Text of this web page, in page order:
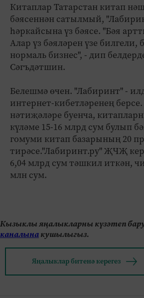
Китаплар Татарстан китап
бәясеннән сатылмый,
һәркайсына үз бәясе. "Бәя
Алар үз бәяләрен үзе билгели,
нормаль бизнес", - дип
Сәгъдәтшин.
Белешмә өчен. "Лабиринт" -
интернет-кибетләренең берсе.
нәтиҗәләре буенча,
күләме 15-16 млрд сум булып
гомуми китап базарының 20
тирәсе."Лабиринт.ру" ҖЧҖ
6,04 млрд сум тәшкил иткән,
млн сум.
Кызыклы яңалыкларны күзәтеп
каналынакушылыгыз.
Яңалыклар битенә керегез